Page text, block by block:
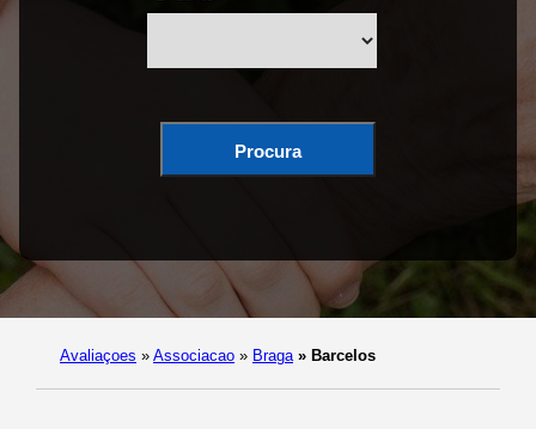
Procura
Avaliaçoes » Associacao » Braga » Barcelos